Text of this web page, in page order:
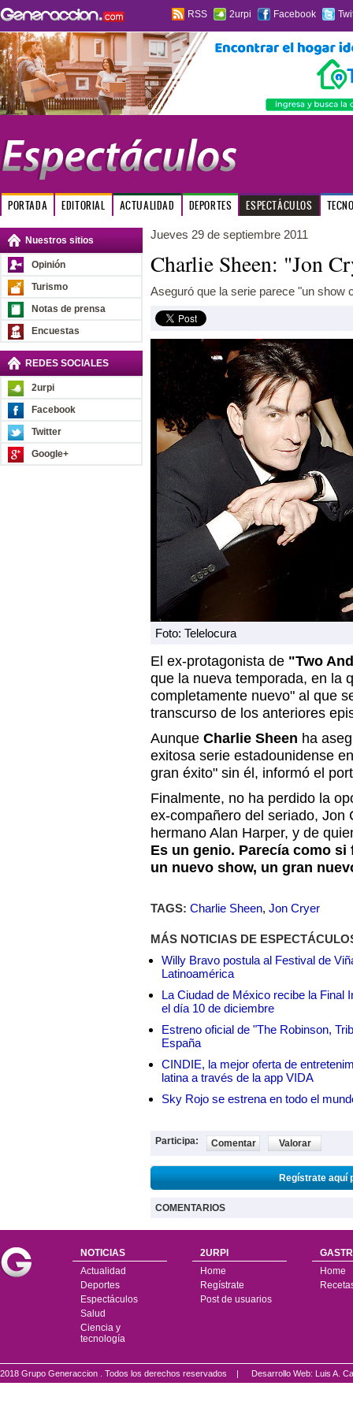
RSS 2urpi Facebook
PORTADA EDITORIAL ACTUALIDAD DEPORTES ESPECTÁCULOS
Nuestros sitios
Opinión
Turismo
Notas de prensa
Encuestas
REDES SOCIALES
2urpi
Facebook
Twitter
Google+
Jueves 29 de septiembre 2011
Charlie Sheen: "Jon
Aseguró que la serie parece "un show
Foto: Telelocura
El ex-protagonista de "Two
que la nueva temporada, en la
completamente nuevo" al que
transcurso de los anteriores
Aunque Charlie Sheen ha
exitosa serie estadounidense
gran éxito" sin él, informó el
Finalmente, no ha perdido la
ex-compañero del seriado, Jon
hermano Alan Harper, y de
Es un genio. Parecía como
un nuevo show, un gran
TAGS: Charlie Sheen, Jon Cryer
MÁS NOTICIAS DE
Willy Bravo postula al Festival de
Latinoamérica
La Ciudad de México recibe la Final
el día 10 de diciembre
Estreno oficial de "The Robinson,
España
CINDIE, la mejor oferta de
latina a través de la app VIDA
Sky Rojo se estrena en todo el
Participa: Comentar Valorar
Regístrate aquí
COMENTARIOS
NOTICIAS
Actualidad
Deportes
Espectáculos
Salud
Ciencia y
tecnología
2URPI
Home
Regístrate
Post de usuarios
Home
2018 Grupo Generaccion . Todos los derechos reservados | Desarrollo Web: Luis